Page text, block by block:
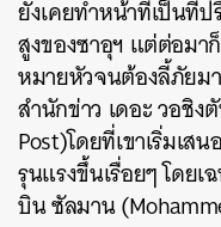
ยังเคยทำหน้าที่เป็นที่ป
สูงของซาอุฯ แต่ต่อมา
หมายหัวจนต้องลี้ภัยม
สำนักข่าว เดอะ วอชิ
Post)โดยที่เขาเริ่มเส
รุนแรงขึ้นเรื่อยๆ โดย
บิน ซัลมาน